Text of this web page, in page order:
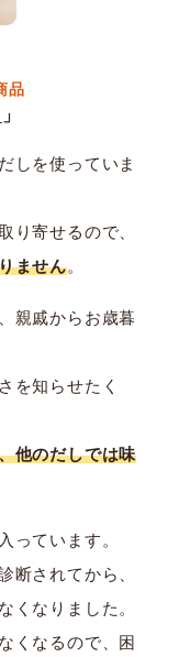
品
」
しを使っていま
り寄せるので、
ません。
親戚からお歳暮
を知らせたく
他のだしでは味
っています。
断されてから、
くなりました。
くなるので、困